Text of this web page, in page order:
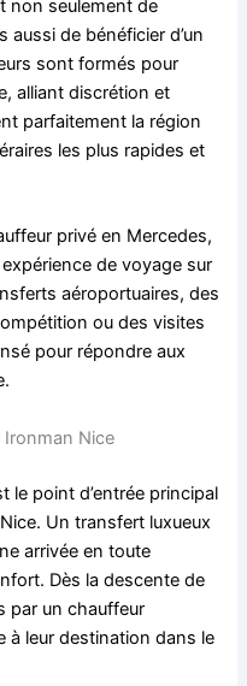
non seulement de
de bénéficier d’un
sont formés pour
alliant discrétion et
parfaitement la région
les plus rapides et
privé en Mercedes,
de voyage sur
aéroportuaires, des
ou des visites
pour répondre aux
Nice
le point d’entrée principal
Un transfert luxueux
arrivée en toute
Dès la descente de
par un chauffeur
à leur destination dans le